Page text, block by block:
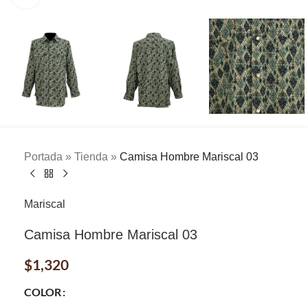
Portada » Tienda » Camisa Hombre Mariscal 03
Mariscal
Camisa Hombre Mariscal 03
$1,320
COLOR